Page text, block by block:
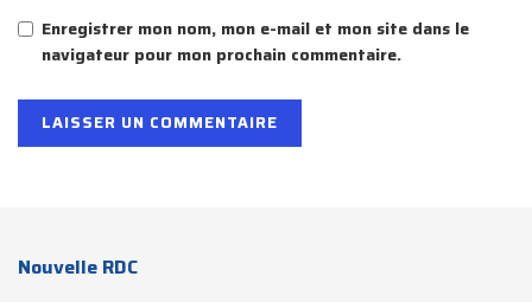
Enregistrer mon nom, mon e-mail et mon site dans le
navigateur pour mon prochain commentaire.
Nouvelle RDC